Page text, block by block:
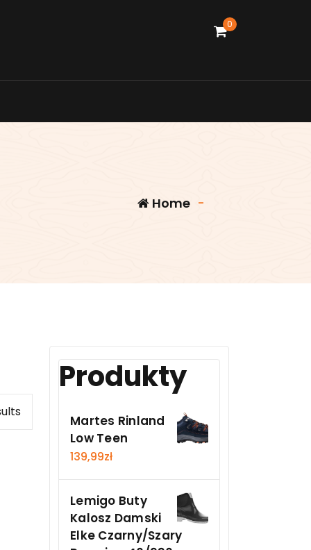
0
Home -
Produkty
Martes Rinland
Low Teen
139,99zł
Lemigo Buty
Kalosz Damski
Elke Czarny/Szary